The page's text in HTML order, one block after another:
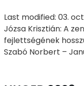
Last modified: 03.
Józsa Krisztián: A
fejlettségének
Szabó Norbert –